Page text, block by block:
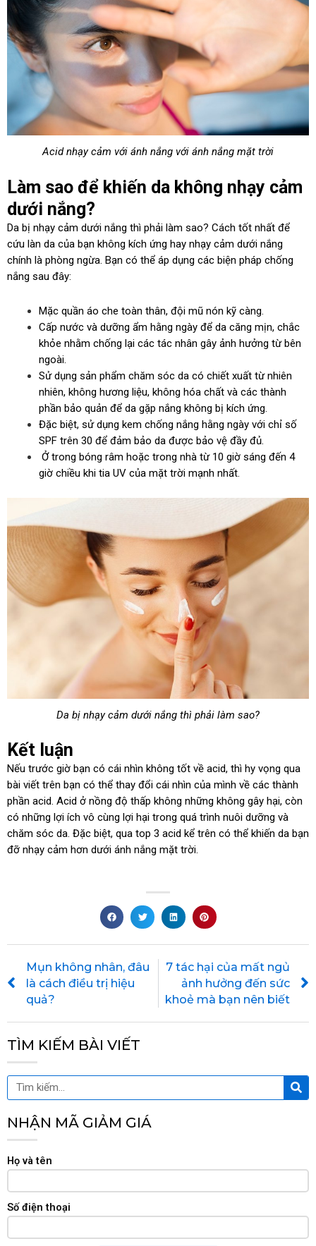
Acid nhạy cảm với ánh nắng với ánh nắng mặt trời
Làm sao để khiến da không nhạy cảm
dưới nắng?
Da bị nhạy cảm dưới nắng thì phải làm sao? Cách tốt nhất để
cứu làn da của bạn không kích ứng hay nhạy cảm dưới nắng
chính là phòng ngừa. Bạn có thể áp dụng các biện pháp chống
nắng sau đây:
Mặc quần áo che toàn thân, đội mũ nón kỹ càng.
Cấp nước và dưỡng ẩm hằng ngày để da căng mịn, chắc
khỏe nhằm chống lại các tác nhân gây ảnh hưởng từ bên
ngoài.
Sử dụng sản phẩm chăm sóc da có chiết xuất từ nhiên
nhiên, không hương liệu, không hóa chất và các thành
phần bảo quản để da gặp nắng không bị kích ứng.
Đặc biệt, sử dụng kem chống nắng hằng ngày với chỉ số
SPF trên 30 để đảm bảo da được bảo vệ đầy đủ.
Ở trong bóng râm hoặc trong nhà từ 10 giờ sáng đến 4
giờ chiều khi tia UV của mặt trời mạnh nhất.
Da bị nhạy cảm dưới nắng thì phải làm sao?
Kết luận
Nếu trước giờ bạn có cái nhìn không tốt về acid, thì hy vọng qua
bài viết trên bạn có thể thay đổi cái nhìn của mình về các thành
phần acid. Acid ở nồng độ thấp không những không gây hại, còn
có những lợi ích vô cùng lợi hại trong quá trình nuôi dưỡng và
chăm sóc da. Đặc biệt, qua top 3 acid kể trên có thể khiến da bạn
đỡ nhạy cảm hơn dưới ánh nắng mặt trời.
Prev
Mụn không nhân, đâu
là cách điều trị hiệu
quả?
7 tác hại của mất ngủ
ảnh hưởng đến sức
khoẻ mà bạn nên biết
TÌM KIẾM BÀI VIẾT
Tìm
kiếm
Tìm
NHẬN MÃ GIẢM GIÁ
Họ và tên
Số điện thoại